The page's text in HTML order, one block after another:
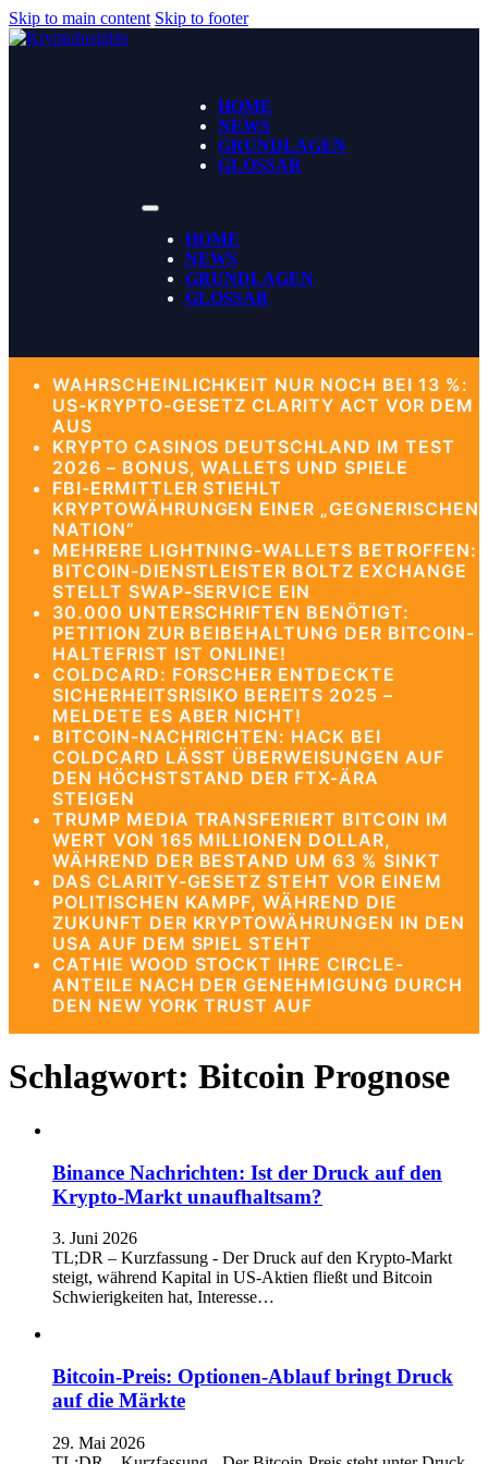
Skip to main content Skip to footer
HOME
NEWS
GRUNDLAGEN
GLOSSAR
HOME
NEWS
GRUNDLAGEN
GLOSSAR
WAHRSCHEINLICHKEIT NUR NOCH BEI 13 %:
US-KRYPTO-GESETZ CLARITY ACT VOR DEM
AUS
KRYPTO CASINOS DEUTSCHLAND IM TEST
2026 – BONUS, WALLETS UND SPIELE
FBI-ERMITTLER STIEHLT
KRYPTOWÄHRUNGEN EINER „GEGNERISCHEN
NATION“
MEHRERE LIGHTNING-WALLETS BETROFFEN:
BITCOIN-DIENSTLEISTER BOLTZ EXCHANGE
STELLT SWAP-SERVICE EIN
30.000 UNTERSCHRIFTEN BENÖTIGT:
PETITION ZUR BEIBEHALTUNG DER BITCOIN-
HALTEFRIST IST ONLINE!
COLDCARD: FORSCHER ENTDECKTE
SICHERHEITSRISIKO BEREITS 2025 –
MELDETE ES ABER NICHT!
BITCOIN-NACHRICHTEN: HACK BEI
COLDCARD LÄSST ÜBERWEISUNGEN AUF
DEN HÖCHSTSTAND DER FTX-ÄRA
STEIGEN
TRUMP MEDIA TRANSFERIERT BITCOIN IM
WERT VON 165 MILLIONEN DOLLAR,
WÄHREND DER BESTAND UM 63 % SINKT
DAS CLARITY-GESETZ STEHT VOR EINEM
POLITISCHEN KAMPF, WÄHREND DIE
ZUKUNFT DER KRYPTOWÄHRUNGEN IN DEN
USA AUF DEM SPIEL STEHT
CATHIE WOOD STOCKT IHRE CIRCLE-
ANTEILE NACH DER GENEHMIGUNG DURCH
DEN NEW YORK TRUST AUF
Schlagwort: Bitcoin Prognose
Binance Nachrichten: Ist der Druck auf den
Krypto-Markt unaufhaltsam?
3. Juni 2026
TL;DR – Kurzfassung - Der Druck auf den Krypto-Markt
steigt, während Kapital in US-Aktien fließt und Bitcoin
Schwierigkeiten hat, Interesse…
Bitcoin-Preis: Optionen-Ablauf bringt Druck
auf die Märkte
29. Mai 2026